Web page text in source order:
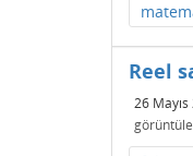
Reel
26 Mayıs